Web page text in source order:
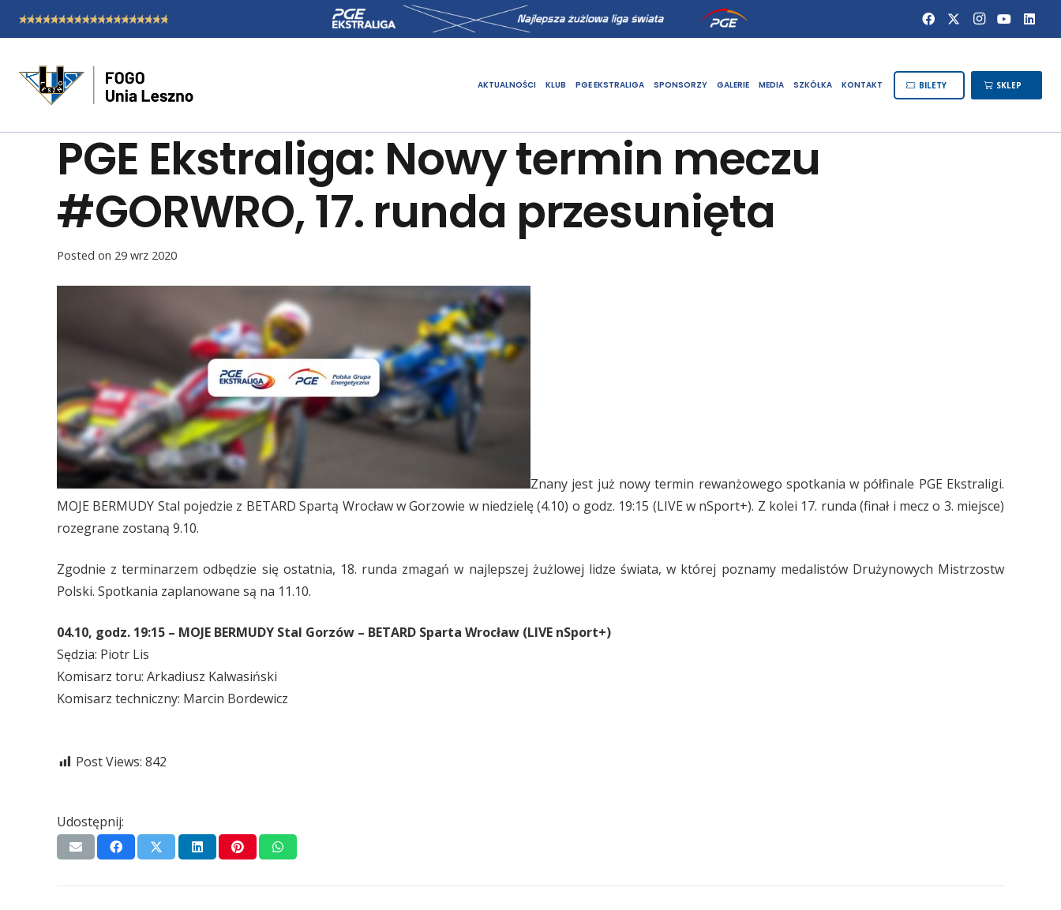
AKTUALNOŚCI KLUB PGE EKSTRALIGA SPONSORZY GALERIE MEDIA SZKÓŁKA KONTAKT BILETY SKLEP
PGE Ekstraliga: Nowy termin meczu
#GORWRO, 17. runda przesunięta
Posted on 29 wrz 2020
Znany jest już nowy termin rewanżowego spotkania w półfinale PGE Ekstraligi.
MOJE BERMUDY Stal pojedzie z BETARD Spartą Wrocław w Gorzowie w niedzielę (4.10) o godz. 19:15 (LIVE w nSport+). Z kolei 17. runda (finał i mecz o 3. miejsce)
rozegrane zostaną 9.10.
Zgodnie z terminarzem odbędzie się ostatnia, 18. runda zmagań w najlepszej żużlowej lidze świata, w której poznamy medalistów Drużynowych Mistrzostw
Polski. Spotkania zaplanowane są na 11.10.
04.10, godz. 19:15 – MOJE BERMUDY Stal Gorzów – BETARD Sparta Wrocław (LIVE nSport+)
Sędzia: Piotr Lis
Komisarz toru: Arkadiusz Kalwasiński
Komisarz techniczny: Marcin Bordewicz
Post Views: 842
Udostępnij: